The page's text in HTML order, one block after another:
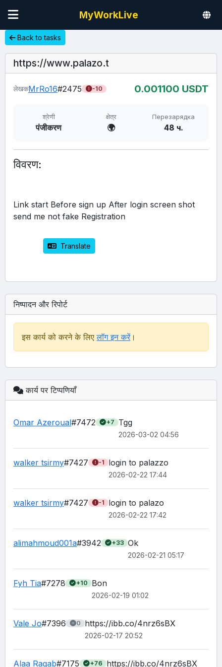
MyWorkLive
Back to tasks
https://www.palazo.t
लेखकMrRo16#2475 -10 0.001100 USDT
श्रेणी
पंजीकरण
क्षेत्र
🌍
Перезарядка
48 ч.
विवरण:
Link start Before sign up After login screen shot
send me not fake Registration
Translate
निष्पादन और रिपोर्ट
इस कार्य को करने के लिएलॉग इन करें।
कार्य पर टिप्पणियाँ
Omar Azeroual#7472 +7 Tgg
2026-03-02 04:56
walker tsirmy#7427 -1 login to palazzo
2026-02-22 17:44
walker tsirmy#7427 -1 login to palazo
2026-02-22 17:42
alimahmoud001a#3942 +33 Ok
2026-02-21 05:17
Fyh Tia#7278 +10 Bon
2026-02-19 01:02
Vale Jo#7396 0 https://ibb.co/4nrz6sBX
2026-02-17 20:52
Alaa Ragab#7175 +76 https://ibb.co/4nrz6sBX